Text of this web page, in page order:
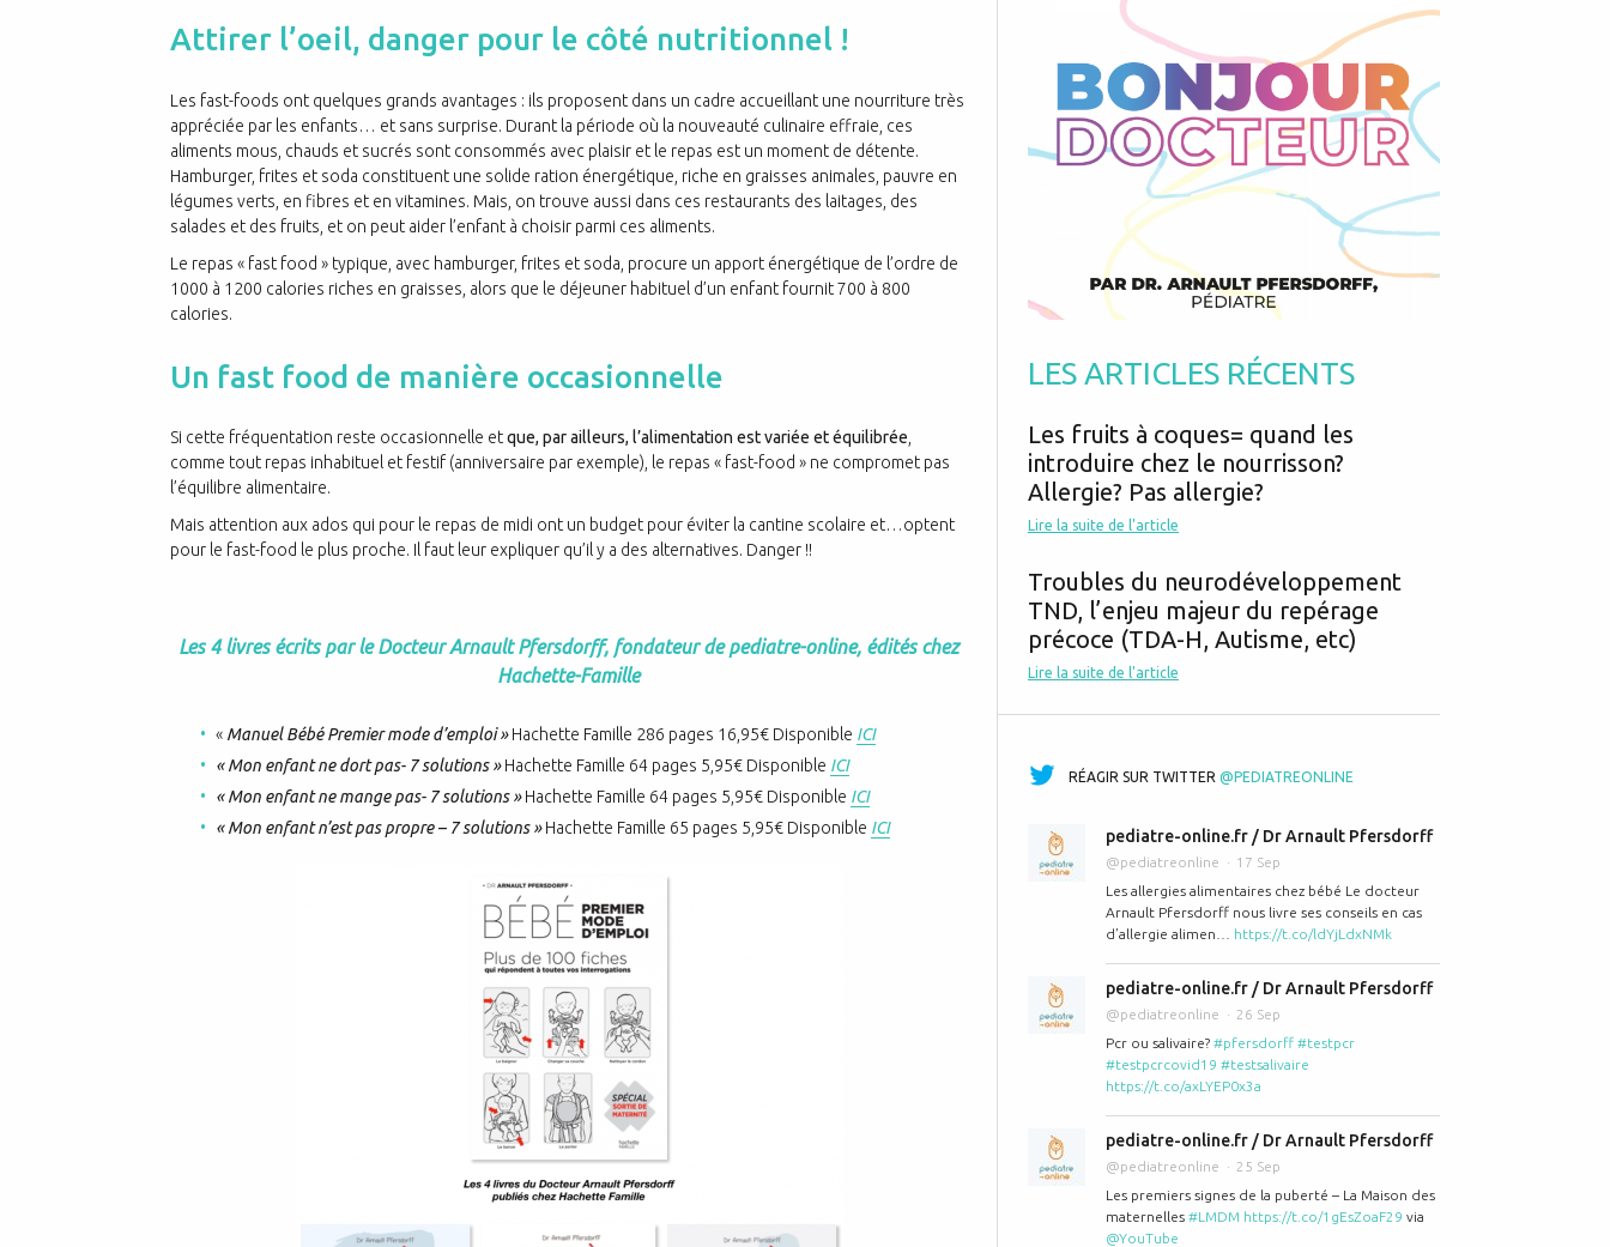
Asthme
Cardio vasculaire
Comportement
Développement
Fièvre
Génétique
Handicap
Hygiène
Non classé
Nourrissons
Podcasts
Protection enfance
Psycho social
psychologie
Vacances
Vaccins
Vision
Voyages
Attirer l’oeil, danger pour le côté nutritionnel !
Les fast-foods ont quelques grands avantages : ils proposent dans un cadre accueillant une nourriture très
appréciée par les enfants… et sans surprise. Durant la période où la nouveauté culinaire effraie, ces
aliments mous, chauds et sucrés sont consommés avec plaisir et le repas est un moment de détente.
Hamburger, frites et soda constituent une solide ration énergétique, riche en graisses animales, pauvre en
légumes verts, en fibres et en vitamines. Mais, on trouve aussi dans ces restaurants des laitages, des
salades et des fruits, et on peut aider l’enfant à choisir parmi ces aliments.
Le repas « fast food » typique, avec hamburger, frites et soda, procure un apport énergétique de l’ordre de
1000 à 1200 calories riches en graisses, alors que le déjeuner habituel d’un enfant fournit 700 à 800
calories.
Un fast food de manière occasionnelle
Si cette fréquentation reste occasionnelle etque, par ailleurs, l’alimentation est variée et équilibrée
comme tout repas inhabituel et festif (anniversaire par exemple), le repas « fast-food » ne compromet pas
l’équilibre alimentaire.
Mais attention aux ados qui pour le repas de midi ont un budget pour éviter la cantine scolaire et…optent
pour le fast-food le plus proche. Il faut leur expliquer qu’il y a des alternatives. Danger !!
Les 4 livres écrits par le Docteur Arnault Pfersdorff, fondateur de pediatre-online, édités chez
Hachette-Famille
« Manuel Bébé Premier mode d’emploi »Hachette Famille 286 pages 16,95€ Disponible ICI
« Mon enfant ne dort pas- 7 solutions »Hachette Famille 64 pages 5,95€ Disponible ICI
« Mon enfant ne mange pas- 7 solutions »Hachette Famille 64 pages 5,95€ Disponible ICI
« Mon enfant n’est pas propre – 7 solutions »Hachette Famille 65 pages 5,95€ Disponible ICI
LES ARTICLES RÉCENTS
Les fruits à coques= quand les
introduire chez le nourrisson?
Allergie? Pas allergie?
Lire la suite de l'article
Troubles du neurodéveloppement
TND, l’enjeu majeur du repérage
précoce (TDA-H, Autisme, etc)
Lire la suite de l'article
RÉAGIR SUR TWITTER @PEDIATREONLINE
pediatre-online.fr / Dr Arnault Pfersdorff
@pediatreonline
17 Sep
Les allergies alimentaires chez bébé Le docteur
Arnault Pfersdorff nous livre ses conseils en cas
d’allergie alimen… https://t.co/ldYjLdxNMk
pediatre-online.fr / Dr Arnault Pfersdorff
@pediatreonline
26 Sep
Pcr ou salivaire? #pfersdorff #testpcr
#testpcrcovid19 #testsalivaire
https://t.co/axLYEP0x3a
pediatre-online.fr / Dr Arnault Pfersdorff
@pediatreonline
25 Sep
Les premiers signes de la puberté – La Maison des
maternelles #LMDM https://t.co/1gEsZoaF29 via
@YouTube